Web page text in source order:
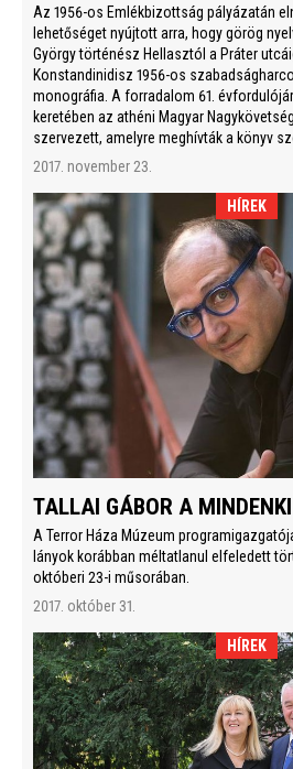
Az 1956-os Emlékbizottság pályázatán
lehetőséget nyújtott arra, hogy görög
György történész Hellasztól a Práter
Konstandinidisz 1956-os
monográfia. A forradalom 61.
keretében az athéni Magyar
szervezett, amelyre meghívták a könyv
2017. november 23.
HÍREK
TALLAI GÁBOR A
A Terror Háza Múzeum
lányok korábban méltatlanul elfeledett
októberi 23-i műsorában.
2017. október 31.
HÍREK